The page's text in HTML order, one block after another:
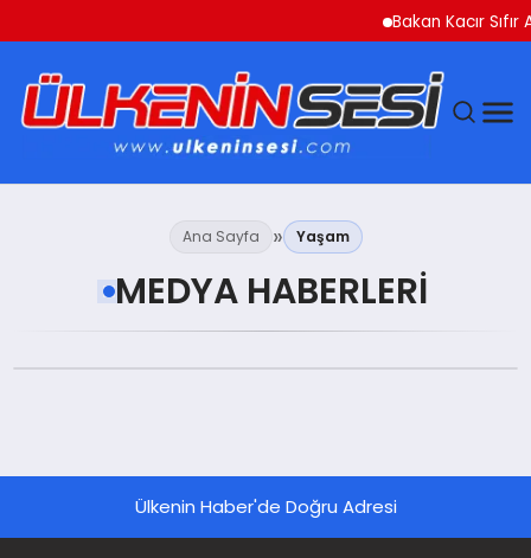
Bakan Kacır
Ana Sayfa Yaşam
MEDYA HABERLERI
Ülkenin Haber'de Doğru Adresi